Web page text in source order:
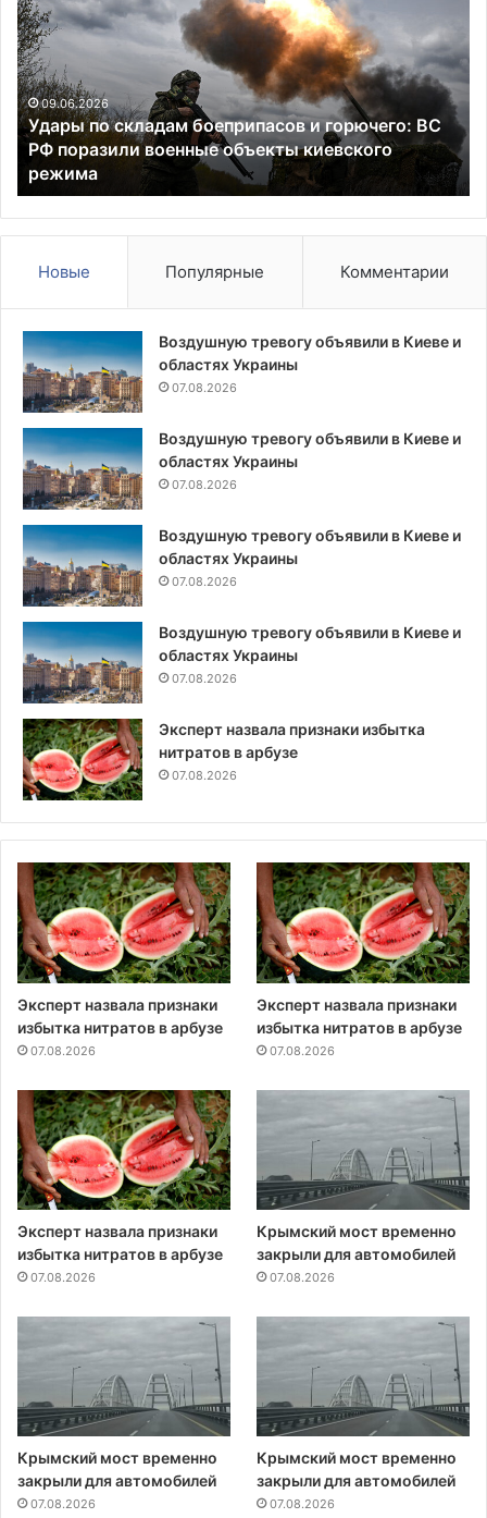
складам
боеприпасов
и
горючего:
ВС
РФ
поразили
военные
объекты
киевского
режима
09.06.2026
Удары по складам боеприпасов и горючего: ВС
РФ поразили военные объекты киевского
режима
ВС
РФ
и
Новые Популярные Комментарии
Воздушную тревогу объявили в Киеве и
областях Украины
07.08.2026
Воздушную тревогу объявили в Киеве и
областях Украины
07.08.2026
Воздушную тревогу объявили в Киеве и
областях Украины
07.08.2026
Воздушную тревогу объявили в Киеве и
областях Украины
07.08.2026
Эксперт назвала признаки избытка
нитратов в арбузе
07.08.2026
Эксперт назвала признаки
избытка нитратов в арбузе
07.08.2026
Эксперт назвала признаки
избытка нитратов в арбузе
07.08.2026
Эксперт назвала признаки
избытка нитратов в арбузе
07.08.2026
Крымский мост временно
закрыли для автомобилей
07.08.2026
Крымский мост временно
закрыли для автомобилей
07.08.2026
Крымский мост временно
закрыли для автомобилей
07.08.2026